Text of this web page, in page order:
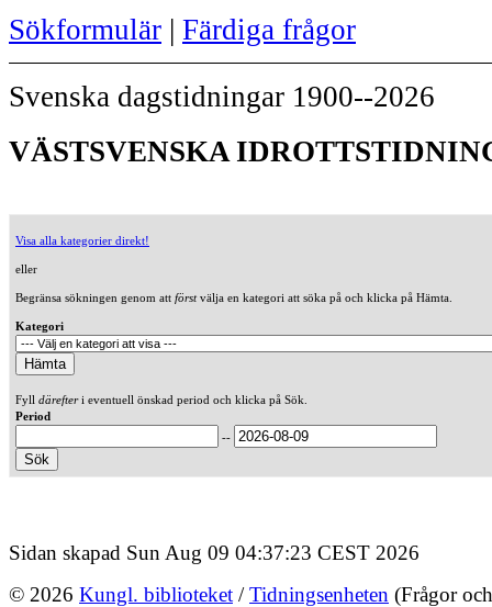
Sökformulär | Färdiga frågor
Svenska dagstidningar 1900--2026
VÄSTSVENSKA
Visa alla kategorier direkt!
eller
Begränsa sökningen genom att förstvälja en kategori att söka på och klicka på Hämta.
Kategori
Fyll därefteri eventuell önskad period och klicka på Sök.
Period
--
Sidan skapad Sun Aug 09 04:37:23 CEST 2026
© 2026 Kungl. biblioteket /Tidningsenheten (Frågor